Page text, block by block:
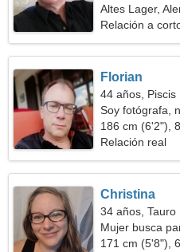
Altes Lager,
Relación a
Florian
44 años, Piscis
Soy fotógrafa,
186 cm (6'2"),
Relación real
Christina
34 años, Tauro
Mujer busca
171 cm (5'8"),